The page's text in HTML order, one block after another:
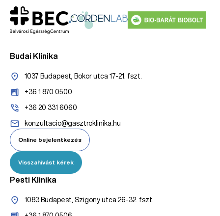
Budai Klinika
1037 Budapest, Bokor utca 17-21. fszt.
+36 1 870 0500
+36 20 331 6060
konzultacio@gasztroklinika.hu
Online bejelentkezés
Visszahívást kérek
Pesti Klinika
1083 Budapest, Szigony utca 26-32. fszt.